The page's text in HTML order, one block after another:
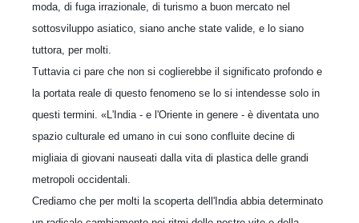
moda, di fuga irrazionale, di turismo a buon mercato nel
sottosviluppo asiatico, siano anche state valide, e lo siano
tuttora, per molti.
Tuttavia ci pare che non si coglierebbe il significato profondo e
la portata reale di questo fenomeno se lo si intendesse solo in
questi termini. «L'India - e l'Oriente in genere - è diventata uno
spazio culturale ed umano in cui sono confluite decine di
migliaia di giovani nauseati dalla vita di plastica delle grandi
metropoli occidentali.
Crediamo che per molti la scoperta dell'India abbia determinato